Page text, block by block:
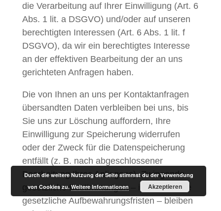
die Verarbeitung auf Ihrer Einwilligung (Art. 6
Abs. 1 lit. a DSGVO) und/oder auf unseren
berechtigten Interessen (Art. 6 Abs. 1 lit. f
DSGVO), da wir ein berechtigtes Interesse
an der effektiven Bearbeitung der an uns
gerichteten Anfragen haben.
Die von Ihnen an uns per Kontaktanfragen
übersandten Daten verbleiben bei uns, bis
Sie uns zur Löschung auffordern, Ihre
Einwilligung zur Speicherung widerrufen
oder der Zweck für die Datenspeicherung
entfällt (z. B. nach abgeschlossener
Bearbeitung Ihres Anliegens). Zwingende
gesetzliche Bestimmungen – insbesondere
gesetzliche Aufbewahrungsfristen – bleiben
Durch die weitere Nutzung der Seite stimmst du der Verwendung
von Cookies zu.Weitere Informationen Akzeptieren